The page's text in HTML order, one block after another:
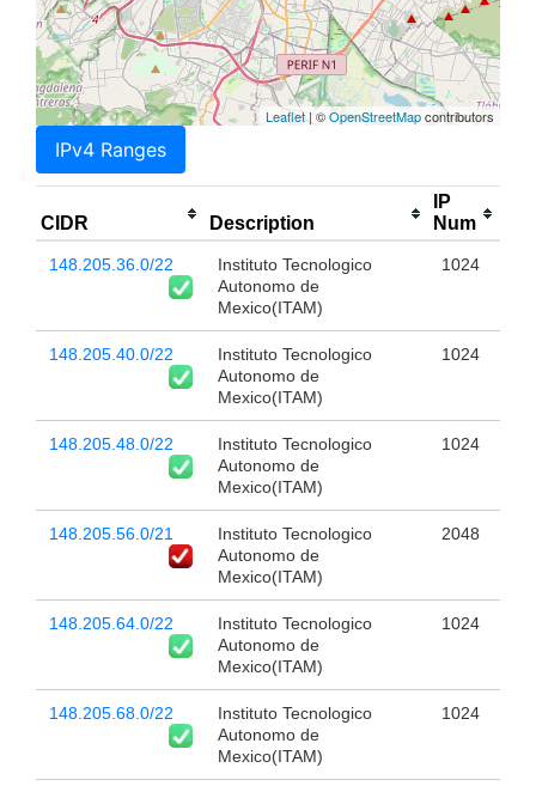
Leaflet | ©OpenStreetMapcontributors
IPv4 Ranges
CIDR Description
IP
Num
148.205.36.0/22
Instituto Tecnologico
Autonomo de
Mexico(ITAM)
1024
148.205.40.0/22
Instituto Tecnologico
Autonomo de
Mexico(ITAM)
1024
148.205.48.0/22
Instituto Tecnologico
Autonomo de
Mexico(ITAM)
1024
148.205.56.0/21
Instituto Tecnologico
Autonomo de
Mexico(ITAM)
2048
148.205.64.0/22
Instituto Tecnologico
Autonomo de
Mexico(ITAM)
1024
148.205.68.0/22
Instituto Tecnologico
Autonomo de
Mexico(ITAM)
1024